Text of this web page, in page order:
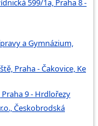
599/1a, Praha 8 -
a Gymnázium,
Praha - Čakovice, Ke
9 - Hrdlořezy
Českobrodská